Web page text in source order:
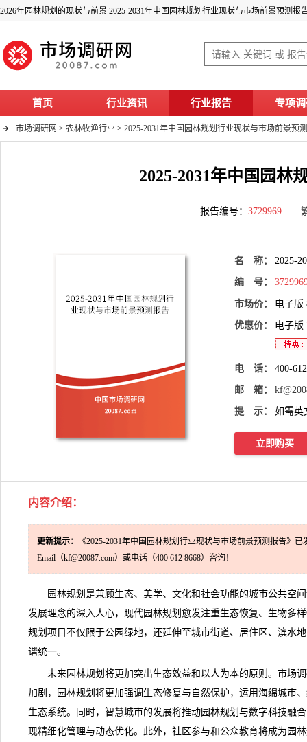
2026年园林规划的现状与前景 2025-2031年中国园林规划行业现状与市场前景预测报
首页 行业资讯 行业报告 专项
市场调研网 > 农林牧渔行业 > 2025-2031年中国园林规划行业现状与市场前景预
2025-2031年中国园林
报告编号： 3729969
名 称： 2025-
编 号：
市场价： 电子版
优惠价： 电子版
电 话： 400-
邮 箱：
提 示： 如需英
立即购买
内容介绍：
更新提示：
《2025-2031年中国园林规划行业现状与市场前景预测报告》已
Email（kf@20087.com）或电话（400 612 8668）咨询！
园林规划是兼顾生态、美学、文化和社会功能的城市公共空间
发展理念的深入人心，现代园林规划愈发注重生态恢复、生物多
规划 项目不仅限于公园绿地，还延伸至城市街道、居住区、滨水
谐统一。
未来园林规划将更加突出生态效益和以人为本的原则。 市场
加剧，园林规划将更加强调生态修复与自然保护，运用海绵城市
生态系统。同时，智慧城市的发展将推动园林规划与数字科技融
现精细化管理与动态优化。此外，社区参与和公众教育将成为园